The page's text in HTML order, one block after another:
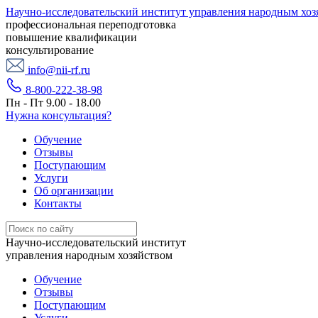
Научно-исследовательский институт управления народным
профессиональная переподготовка
повышение квалификации
консультирование
info@nii-rf.ru
8-800-222-38-98
Пн - Пт 9.00 - 18.00
Нужна консультация?
Обучение
Отзывы
Поступающим
Услуги
Об организации
Контакты
Научно-исследовательский институт
управления народным хозяйством
Обучение
Отзывы
Поступающим